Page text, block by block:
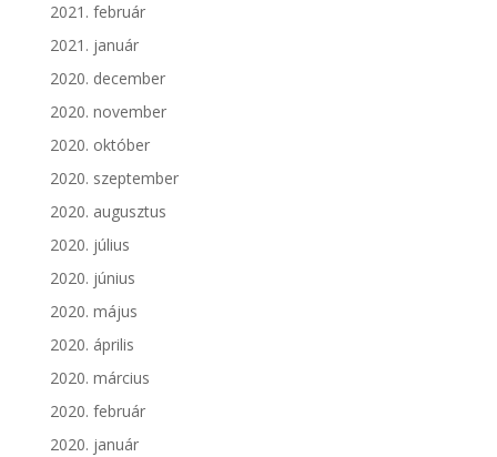
2021. február
2021. január
2020. december
2020. november
2020. október
2020. szeptember
2020. augusztus
2020. július
2020. június
2020. május
2020. április
2020. március
2020. február
2020. január